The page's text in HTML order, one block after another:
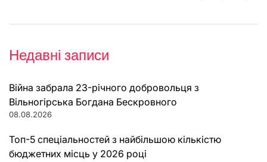
Недавні записи
Війна забрала 23-річного добровольця з
Вільногірська Богдана Бескровного
08.08.2026
Топ-5 спеціальностей з найбільшою кількістю
бюджетних місць у 2026 році